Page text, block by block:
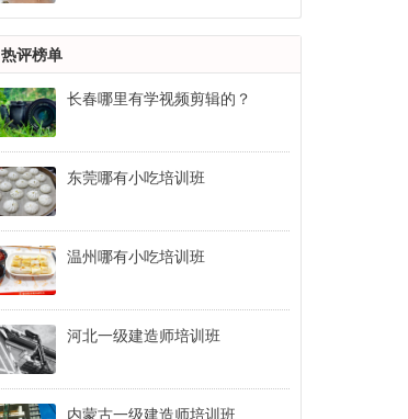
热评榜单
长春哪里有学视频剪辑的？
东莞哪有小吃培训班
温州哪有小吃培训班
河北一级建造师培训班
内蒙古一级建造师培训班